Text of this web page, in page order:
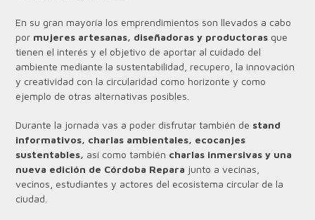
En su gran mayoría los emprendimientos son llevados a cabo
por mujeres artesanas, diseñadoras y productoras que
tienen el interés y el objetivo de aportar al cuidado del
ambiente mediante la sustentabilidad, recupero, la innovación
y creatividad con la circularidad como horizonte y como
ejemplo de otras alternativas posibles.
Durante la jornada vas a poder disfrutar también de stand
informativos, charlas ambientales, ecocanjes
sustentables, así como también charlas inmersivas y una
nueva edición de Córdoba Repara junto a vecinas,
vecinos, estudiantes y actores del ecosistema circular de la
ciudad.